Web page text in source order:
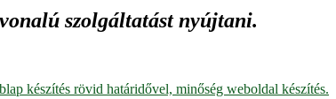
szolgáltatást nyújtani.